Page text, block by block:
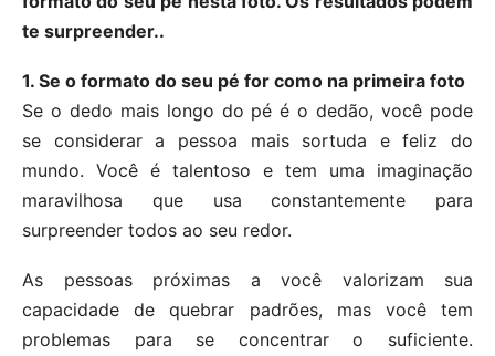
te surpreender..
1. Se o formato do seu pé for como na primeira foto
Se o dedo mais longo do pé é o dedão, você pode
se considerar a pessoa mais sortuda e feliz do
mundo. Você é talentoso e tem uma imaginação
maravilhosa que usa constantemente para
surpreender todos ao seu redor.
As pessoas próximas a você valorizam sua
capacidade de quebrar padrões, mas você tem
problemas para se concentrar o suficiente.